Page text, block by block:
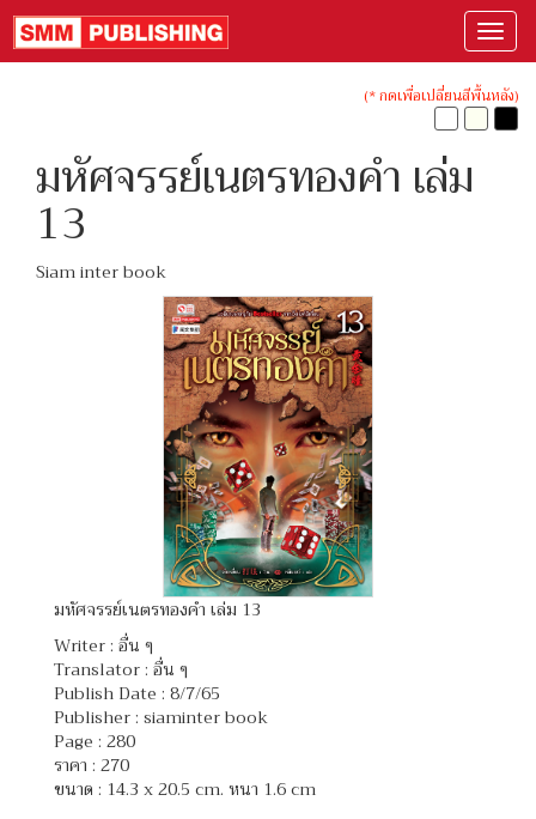
(* กดเพื่อเปลี่ยนสีพื้นหลัง)
มหัศจรรย์เนตรทองคำ เล่ม
13
Siam inter book
มหัศจรรย์เนตรทองคำ เล่ม 13
Writer : อื่น ๆ
Translator : อื่น ๆ
Publish Date : 8/7/65
Publisher : siaminter book
Page : 280
ราคา : 270
ขนาด : 14.3 x 20.5 cm. หนา 1.6 cm